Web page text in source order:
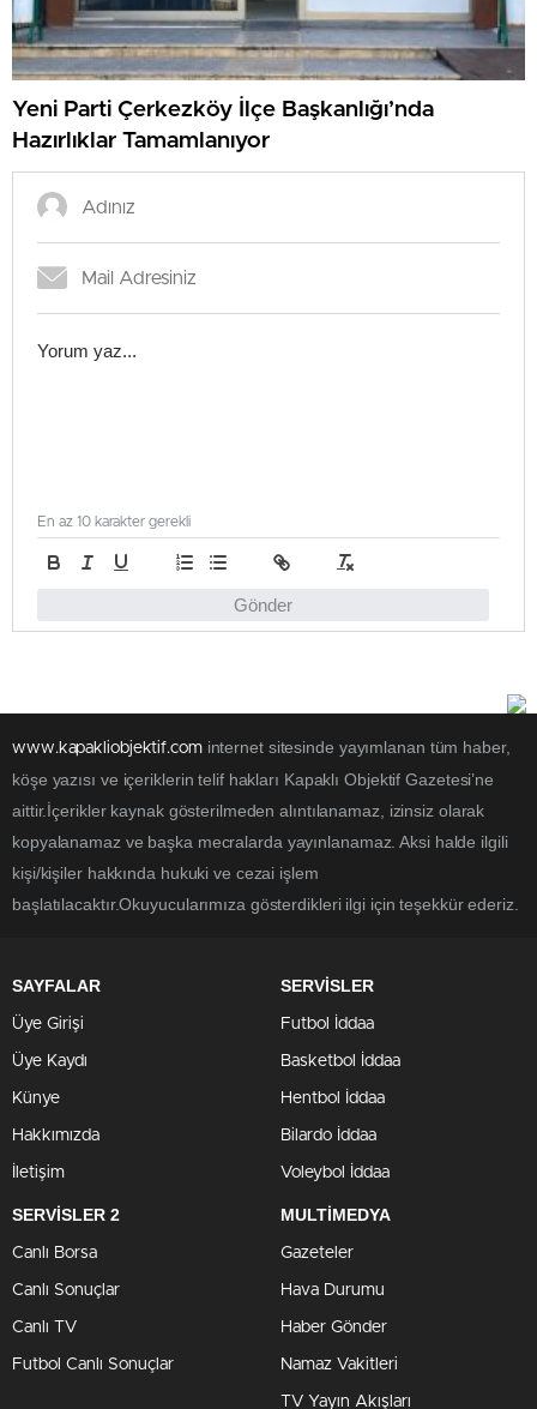
Yeni Parti Çerkezköy İlçe Başkanlığı’nda
Hazırlıklar Tamamlanıyor
Gönder
En az 10 karakter gerekli
www.kapakliobjektif.cominternet sitesinde yayımlanan tüm haber,
köşe yazısı ve içeriklerin telif hakları Kapaklı Objektif Gazetesi’ne
aittir.İçerikler kaynak gösterilmeden alıntılanamaz, izinsiz olarak
kopyalanamaz ve başka mecralarda yayınlanamaz. Aksi halde ilgili
kişi/kişiler hakkında hukuki ve cezai işlem
başlatılacaktır.Okuyucularımıza gösterdikleri ilgi için teşekkür ederiz.
SAYFALAR
Üye Girişi
Üye Kaydı
Künye
Hakkımızda
İletişim
SERVİSLER
Futbol İddaa
Basketbol İddaa
Hentbol İddaa
Bilardo İddaa
Voleybol İddaa
SERVİSLER 2
Canlı Borsa
Canlı Sonuçlar
Canlı TV
Futbol Canlı Sonuçlar
MULTİMEDYA
Gazeteler
Hava Durumu
Haber Gönder
Namaz Vakitleri
TV Yayın Akışları